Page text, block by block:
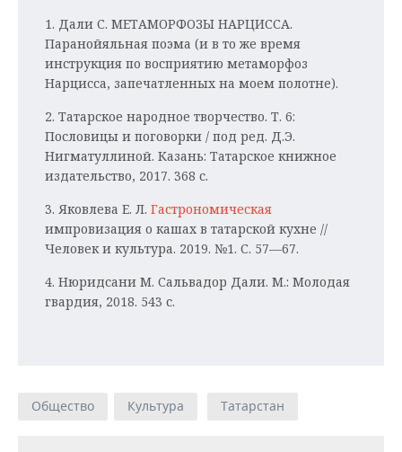
1. Дали С. МЕТАМОРФОЗЫ НАРЦИССА.
Паранойяльная поэма (и в то же время
инструкция по восприятию метаморфоз
Нарцисса, запечатленных на моем полотне).
2. Татарское народное творчество. Т. 6:
Пословицы и поговорки / под ред. Д.Э.
Нигматуллиной. Казань: Татарское книжное
издательство, 2017. 368 с.
3. Яковлева Е. Л. Гастрономическая
импровизация о кашах в татарской кухне //
Человек и культура. 2019. №1. С. 57—67.
4. Нюридсани М. Сальвадор Дали. М.: Молодая
гвардия, 2018. 543 с.
Общество Культура Татарстан